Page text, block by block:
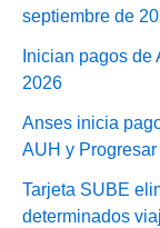
septiembre de
Inician pagos
2026
Anses inicia
AUH y Progresar
Tarjeta SUBE
determinados